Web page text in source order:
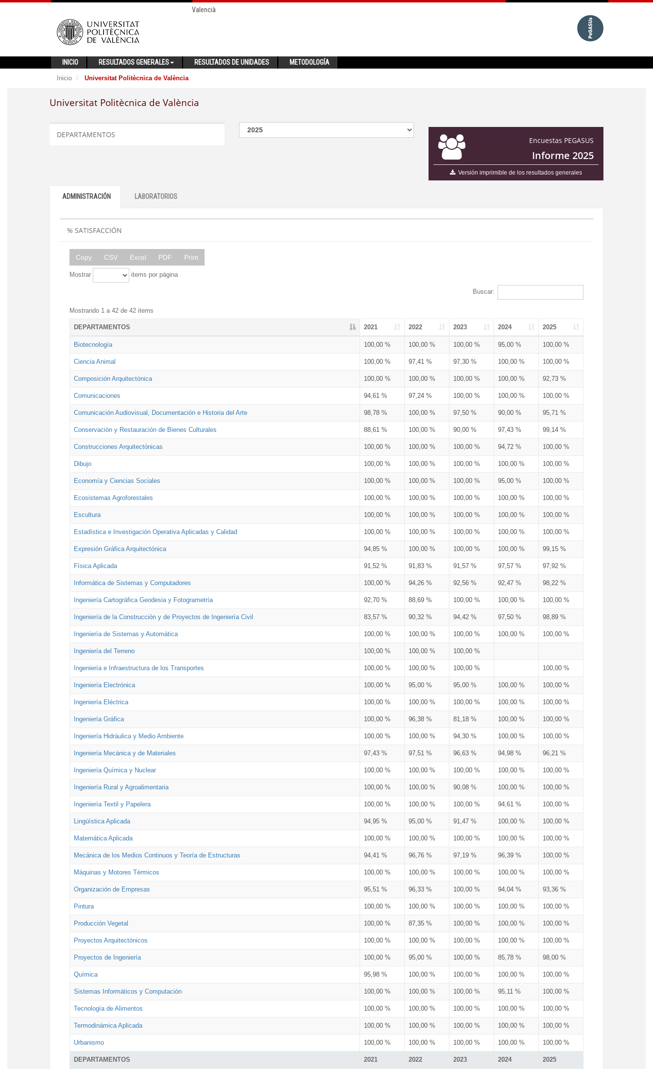
Valencià
INICIO RESULTADOS GENERALES RESULTADOS DE UNIDADES METODOLOGÍA
Inicio Universitat Politècnica de València
Universitat Politècnica de València
Encuestas PEGASUS
Informe 2025
Versión imprimible de los resultados generales
DEPARTAMENTOS
ADMINISTRACIÓN LABORATORIOS
% SATISFACCIÓN
Copy CSV Excel PDF Print
Mostrar items por página
Buscar:
Mostrando 1 a 42 de 42 items
DEPARTAMENTOS 2021 2022 2023 2024 2025
DEPARTAMENTOS 2021 2022 2023 2024 2025
Biotecnología 100,00 % 100,00 % 100,00 % 95,00 % 100,00 %
Ciencia Animal 100,00 % 97,41 % 97,30 % 100,00 % 100,00 %
Composición Arquitectónica 100,00 % 100,00 % 100,00 % 100,00 % 92,73 %
Comunicaciones 94,61 % 97,24 % 100,00 % 100,00 % 100,00 %
Comunicación Audiovisual, Documentación e Historia del Arte 98,78 % 100,00 % 97,50 % 90,00 % 95,71 %
Conservación y Restauración de Bienes Culturales 88,61 % 100,00 % 90,00 % 97,43 % 99,14 %
Construcciones Arquitectónicas 100,00 % 100,00 % 100,00 % 94,72 % 100,00 %
Dibujo 100,00 % 100,00 % 100,00 % 100,00 % 100,00 %
Economía y Ciencias Sociales 100,00 % 100,00 % 100,00 % 95,00 % 100,00 %
Ecosistemas Agroforestales 100,00 % 100,00 % 100,00 % 100,00 % 100,00 %
Escultura 100,00 % 100,00 % 100,00 % 100,00 % 100,00 %
Estadística e Investigación Operativa Aplicadas y Calidad 100,00 % 100,00 % 100,00 % 100,00 % 100,00 %
Expresión Gráfica Arquitectónica 94,85 % 100,00 % 100,00 % 100,00 % 99,15 %
Física Aplicada 91,52 % 91,83 % 91,57 % 97,57 % 97,92 %
Informática de Sistemas y Computadores 100,00 % 94,26 % 92,56 % 92,47 % 98,22 %
Ingeniería Cartográfica Geodesia y Fotogrametría 92,70 % 88,69 % 100,00 % 100,00 % 100,00 %
Ingeniería de la Construcción y de Proyectos de Ingeniería Civil 83,57 % 90,32 % 94,42 % 97,50 % 98,89 %
Ingeniería de Sistemas y Automática 100,00 % 100,00 % 100,00 % 100,00 % 100,00 %
Ingeniería del Terreno 100,00 % 100,00 % 100,00 %
Ingeniería e Infraestructura de los Transportes 100,00 % 100,00 % 100,00 % 100,00 %
Ingeniería Electrónica 100,00 % 95,00 % 95,00 % 100,00 % 100,00 %
Ingeniería Eléctrica 100,00 % 100,00 % 100,00 % 100,00 % 100,00 %
Ingeniería Gráfica 100,00 % 96,38 % 81,18 % 100,00 % 100,00 %
Ingeniería Hidráulica y Medio Ambiente 100,00 % 100,00 % 94,30 % 100,00 % 100,00 %
Ingeniería Mecánica y de Materiales 97,43 % 97,51 % 96,63 % 94,98 % 96,21 %
Ingeniería Química y Nuclear 100,00 % 100,00 % 100,00 % 100,00 % 100,00 %
Ingeniería Rural y Agroalimentaria 100,00 % 100,00 % 90,08 % 100,00 % 100,00 %
Ingeniería Textil y Papelera 100,00 % 100,00 % 100,00 % 94,61 % 100,00 %
Lingüística Aplicada 94,95 % 95,00 % 91,47 % 100,00 % 100,00 %
Matemática Aplicada 100,00 % 100,00 % 100,00 % 100,00 % 100,00 %
Mecánica de los Medios Continuos y Teoría de Estructuras 94,41 % 96,76 % 97,19 % 96,39 % 100,00 %
Máquinas y Motores Térmicos 100,00 % 100,00 % 100,00 % 100,00 % 100,00 %
Organización de Empresas 95,51 % 96,33 % 100,00 % 94,04 % 93,36 %
Pintura 100,00 % 100,00 % 100,00 % 100,00 % 100,00 %
Producción Vegetal 100,00 % 87,35 % 100,00 % 100,00 % 100,00 %
Proyectos Arquitectónicos 100,00 % 100,00 % 100,00 % 100,00 % 100,00 %
Proyectos de Ingeniería 100,00 % 95,00 % 100,00 % 85,78 % 98,00 %
Química 95,98 % 100,00 % 100,00 % 100,00 % 100,00 %
Sistemas Informáticos y Computación 100,00 % 100,00 % 100,00 % 95,11 % 100,00 %
Tecnología de Alimentos 100,00 % 100,00 % 100,00 % 100,00 % 100,00 %
Termodinámica Aplicada 100,00 % 100,00 % 100,00 % 100,00 % 100,00 %
Urbanismo 100,00 % 100,00 % 100,00 % 100,00 % 100,00 %